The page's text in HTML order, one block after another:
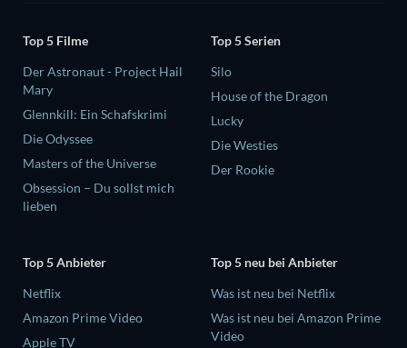
Top 5 Filme
Der Astronaut - Project Hail
Mary
Glennkill: Ein Schafskrimi
Die Odyssee
Masters of the Universe
Obsession – Du sollst mich
lieben
Top 5 Serien
Silo
House of the Dragon
Lucky
Die Westies
Der Rookie
Top 5 Anbieter
Netflix
Amazon Prime Video
Apple TV
Top 5 neu bei Anbieter
Was ist neu bei Netflix
Was ist neu bei Amazon Prime
Video